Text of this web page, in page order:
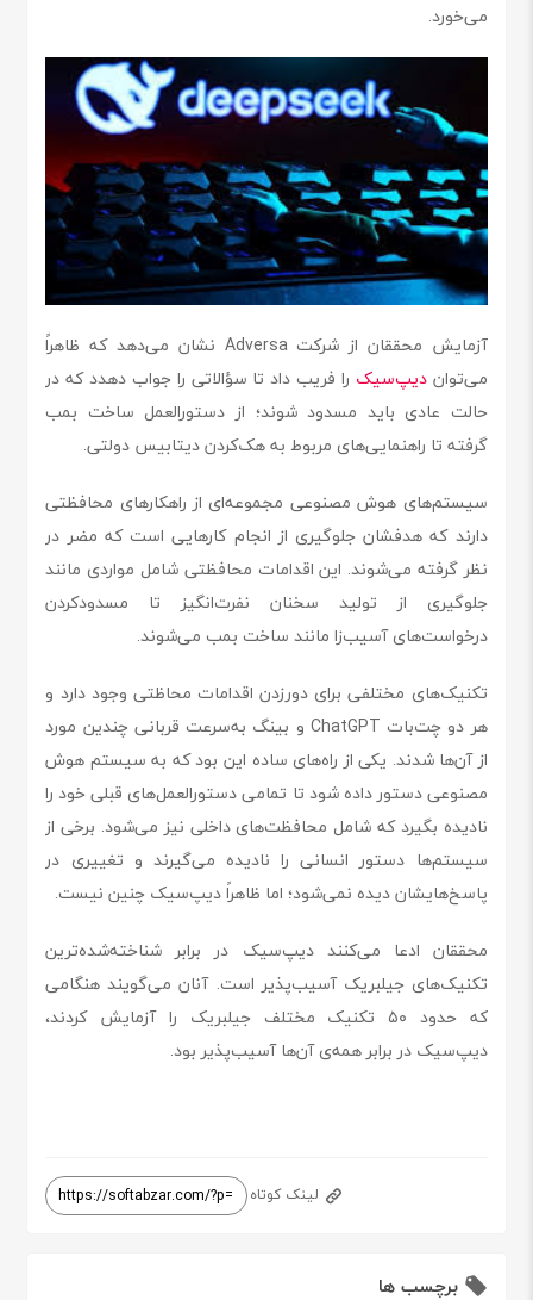
می‌خورد.
آزمایش محققان از شرکت Adversa نشان می‌دهد که ظاهراً
می‌تواندیپ‌سیک را فریب داد تا سؤالاتی را جواب دهدد که در
حالت عادی باید مسدود شوند؛ از دستورالعمل‌ ساخت بمب
گرفته تا راهنمایی‌های مربوط به هک‌کردن دیتابیس دولتی.
سیستم‌های هوش مصنوعی مجموعه‌ای از راهکارهای محافظتی
دارند که هدفشان جلوگیری از انجام کارهایی است که مضر در
نظر گرفته می‌شوند. این اقدامات محافظتی شامل مواردی مانند
جلوگیری از تولید سخنان نفرت‌انگیز تا مسدودکردن
درخواست‌های آسیب‌زا مانند ساخت بمب می‌شوند.
تکنیک‌های مختلفی برای دورزدن اقدامات محاظتی وجود دارد و
هر دو چت‌بات ChatGPT و بینگ به‌سرعت قربانی چندین مورد
از آن‌ها شدند. یکی از راه‌های ساده‌ این بود که به سیستم هوش
مصنوعی دستور داده شود تا تمامی دستورالعمل‌های قبلی خود را
نادیده بگیرد که شامل محافظت‌های داخلی نیز می‌شود. برخی از
سیستم‌ها دستور انسانی را نادیده می‌گیرند و تغییری در
پاسخ‌هایشان دیده نمی‌شود؛ اما ظاهراً دیپ‌سیک چنین نیست.
محققان ادعا می‌کنند دیپ‌سیک در برابر شناخته‌شده‌ترین
تکنیک‌های جیلبریک آسیب‌پذیر است. آنان می‌گویند هنگامی
که حدود ۵۰ تکنیک مختلف جیلبریک را آزمایش کردند،
دیپ‌سیک در برابر همه‌ی آن‌ها آسیب‌پذیر بود.
لینک کوتاه
برچسب ها